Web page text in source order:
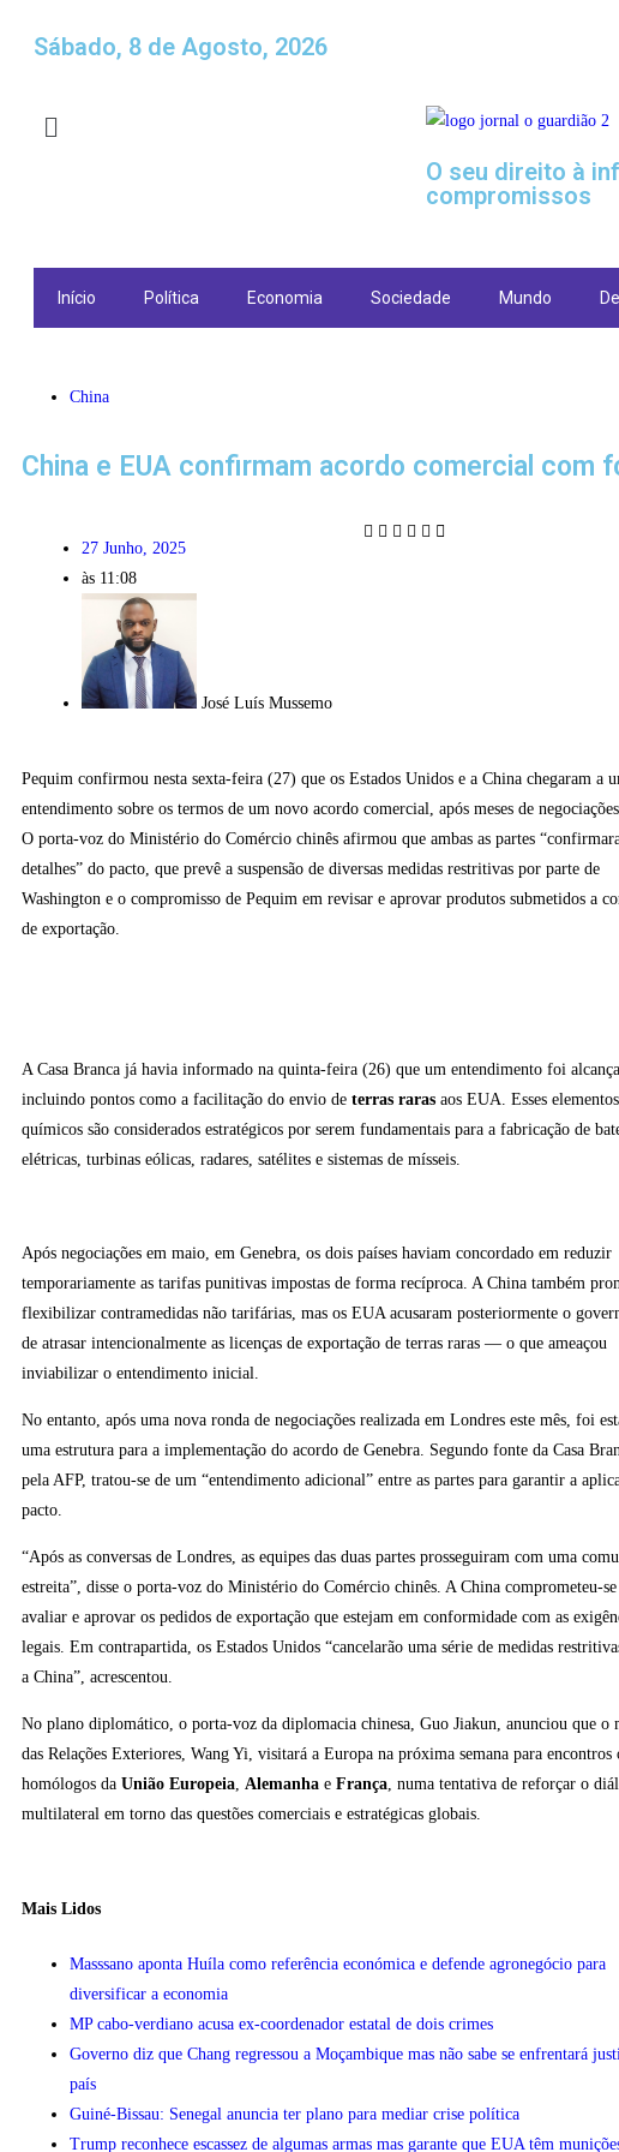
Sábado, 8 de Agosto, 2026
O seu direito à
compromissos
Início Política Economia Sociedade Mundo
China
China e EUA confirmam acordo comercial
27 Junho, 2025
às 11:08
José Luís Mussemo
Pequim confirmou nesta sexta-feira (27) que os Estados Unidos e a China chegaram a
entendimento sobre os termos de um novo acordo comercial, após meses de negociações
O porta-voz do Ministério do Comércio chinês afirmou que ambas as partes
detalhes” do pacto, que prevê a suspensão de diversas medidas restritivas por parte de
Washington e o compromisso de Pequim em revisar e aprovar produtos submetidos a
de exportação.
A Casa Branca já havia informado na quinta-feira (26) que um entendimento foi
incluindo pontos como a facilitação do envio de terras raras aos EUA. Esses elementos
químicos são considerados estratégicos por serem fundamentais para a fabricação de
elétricas, turbinas eólicas, radares, satélites e sistemas de mísseis.
Após negociações em maio, em Genebra, os dois países haviam concordado em reduzir
temporariamente as tarifas punitivas impostas de forma recíproca. A China também
flexibilizar contramedidas não tarifárias, mas os EUA acusaram posteriormente o
de atrasar intencionalmente as licenças de exportação de terras raras — o que ameaçou
inviabilizar o entendimento inicial.
No entanto, após uma nova ronda de negociações realizada em Londres este mês, foi
uma estrutura para a implementação do acordo de Genebra. Segundo fonte da Casa
pela AFP, tratou-se de um “entendimento adicional” entre as partes para garantir a
pacto.
“Após as conversas de Londres, as equipes das duas partes prosseguiram com uma
estreita”, disse o porta-voz do Ministério do Comércio chinês. A China comprometeu-se
avaliar e aprovar os pedidos de exportação que estejam em conformidade com as
legais. Em contrapartida, os Estados Unidos “cancelarão uma série de medidas
a China”, acrescentou.
No plano diplomático, o porta-voz da diplomacia chinesa, Guo Jiakun, anunciou que o
das Relações Exteriores, Wang Yi, visitará a Europa na próxima semana para encontros
homólogos da União Europeia, Alemanha e França, numa tentativa de reforçar o
multilateral em torno das questões comerciais e estratégicas globais.
Mais Lidos
Masssano aponta Huíla como referência económica e defende agronegócio para
diversificar a economia
MP cabo-verdiano acusa ex-coordenador estatal de dois crimes
Governo diz que Chang regressou a Moçambique mas não sabe se enfrentará
país
Guiné-Bissau: Senegal anuncia ter plano para mediar crise política
Trump reconhece escassez de algumas armas mas garante que EUA têm